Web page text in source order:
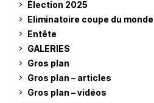
Élection 2025
Eliminatoire coupe du monde
Entête
GALERIES
Gros plan
Gros plan – articles
Gros plan – vidéos